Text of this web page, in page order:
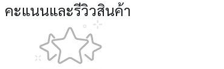
คะแนนและรีวิวสินค้า